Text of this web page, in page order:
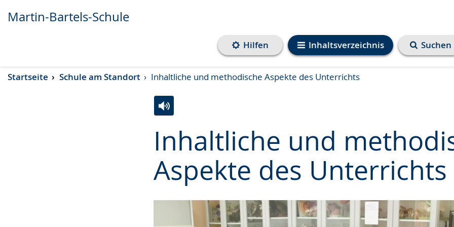
Transkript anzeigen
Abspielen
Pausieren
Martin-Bartels-Schule
Inhaltsverzeichnis
Hilfen Suchen
Startseite Schule am Standort Inhaltliche und methodische Aspekte des Unterrichts
Inhaltliche und
Aspekte des Unterrichts
Leichten
Sprache
wechseln.
Audio-
Unterstützung.
Video
in
Deutscher
Gebärdensprache
angezeigt.